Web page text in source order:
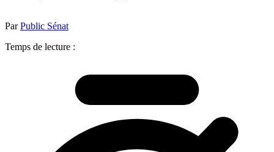
ParPublic Sénat
Temps de lecture :